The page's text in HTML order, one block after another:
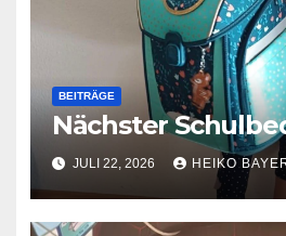
BEITRÄGE
Nächster
JULI 22, 2026 HEIKO